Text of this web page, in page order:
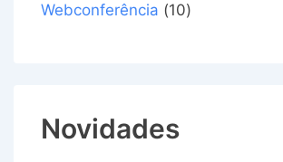
Webconferência (10)
Novidades